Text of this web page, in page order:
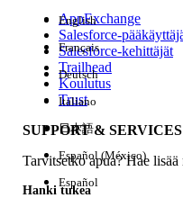
Kokemus
AppExchange
Salesforce-
Salesforce-kehittäjät
Trailhead
Koulutus
Trust
SUPPORT & SERVICES
Tarvitsetko apua? Hae
Hanki tukea
English
Français
Deutsch
Italiano
日本語
Español (México)
Español